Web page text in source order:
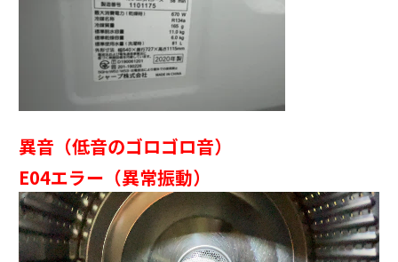
異音（低音のゴロゴロ音）
E04エラー（異常振動）
動
画
プ